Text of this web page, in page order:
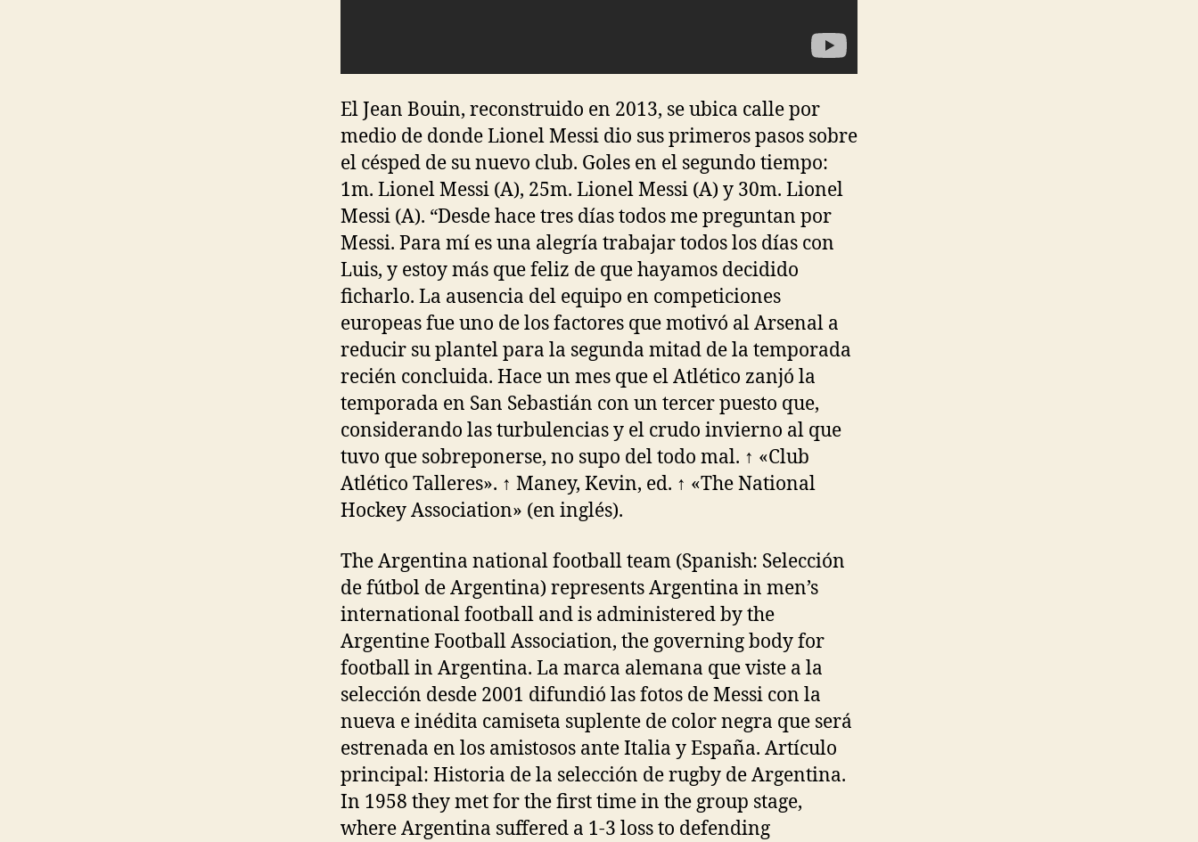
El Jean Bouin, reconstruido en 2013, se ubica calle por
medio de donde Lionel Messi dio sus primeros pasos sobre
el césped de su nuevo club. Goles en el segundo tiempo:
1m. Lionel Messi (A), 25m. Lionel Messi (A) y 30m. Lionel
Messi (A). “Desde hace tres días todos me preguntan por
Messi. Para mí es una alegría trabajar todos los días con
Luis, y estoy más que feliz de que hayamos decidido
ficharlo. La ausencia del equipo en competiciones
europeas fue uno de los factores que motivó al Arsenal a
reducir su plantel para la segunda mitad de la temporada
recién concluida. Hace un mes que el Atlético zanjó la
temporada en San Sebastián con un tercer puesto que,
considerando las turbulencias y el crudo invierno al que
tuvo que sobreponerse, no supo del todo mal. ↑ «Club
Atlético Talleres». ↑ Maney, Kevin, ed. ↑ «The National
Hockey Association» (en inglés).
The Argentina national football team (Spanish: Selección
de fútbol de Argentina) represents Argentina in men’s
international football and is administered by the
Argentine Football Association, the governing body for
football in Argentina. La marca alemana que viste a la
selección desde 2001 difundió las fotos de Messi con la
nueva e inédita camiseta suplente de color negra que será
estrenada en los amistosos ante Italia y España. Artículo
principal: Historia de la selección de rugby de Argentina.
In 1958 they met for the first time in the group stage,
where Argentina suffered a 1-3 loss to defending